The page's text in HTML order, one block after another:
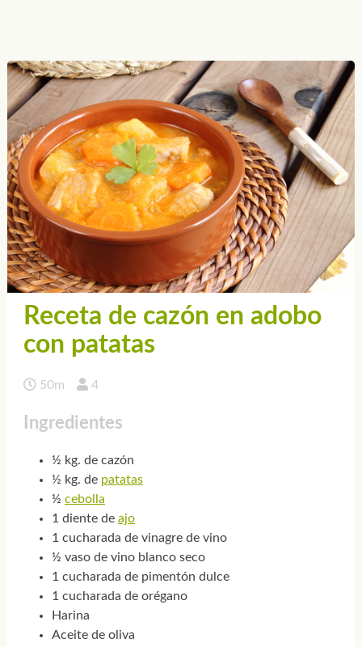
Receta de cazón en adobo
con patatas
50m 4
Ingredientes
½ kg. de cazón
½ kg. de patatas
½ cebolla
1 diente de ajo
1 cucharada de vinagre de vino
½ vaso de vino blanco seco
1 cucharada de pimentón dulce
1 cucharada de orégano
Harina
Aceite de oliva